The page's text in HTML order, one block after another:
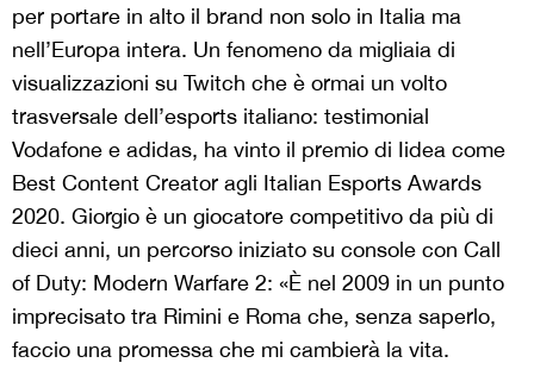
per portare in alto il brand non solo in Italia ma
nell’Europa intera. Un fenomeno da migliaia di
visualizzazioni su Twitch che è ormai un volto
trasversale dell’esports italiano: testimonial
Vodafone e adidas, ha vinto il premio di Iidea come
Best Content Creator agli Italian Esports Awards
2020. Giorgio è un giocatore competitivo da più di
dieci anni, un percorso iniziato su console con Call
of Duty: Modern Warfare 2: «È nel 2009 in un punto
imprecisato tra Rimini e Roma che, senza saperlo,
faccio una promessa che mi cambierà la vita.